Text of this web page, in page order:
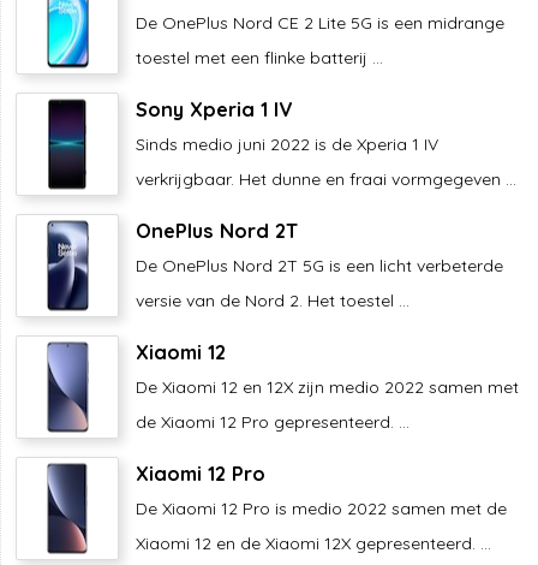
De OnePlus Nord CE 2 Lite 5G is een midrange
toestel met een flinke batterij ...
Sony Xperia 1 IV
Sinds medio juni 2022 is de Xperia 1 IV
verkrijgbaar. Het dunne en fraai vormgegeven ...
OnePlus Nord 2T
De OnePlus Nord 2T 5G is een licht verbeterde
versie van de Nord 2. Het toestel ...
Xiaomi 12
De Xiaomi 12 en 12X zijn medio 2022 samen met
de Xiaomi 12 Pro gepresenteerd. ...
Xiaomi 12 Pro
De Xiaomi 12 Pro is medio 2022 samen met de
Xiaomi 12 en de Xiaomi 12X gepresenteerd. ...